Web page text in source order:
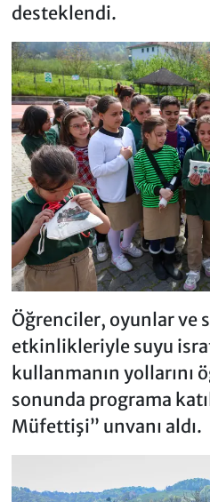
desteklendi.
Öğrenciler, oyunlar ve
etkinlikleriyle suyu
kullanmanın yollarını
sonunda programa
Müfettişi” unvanı aldı.